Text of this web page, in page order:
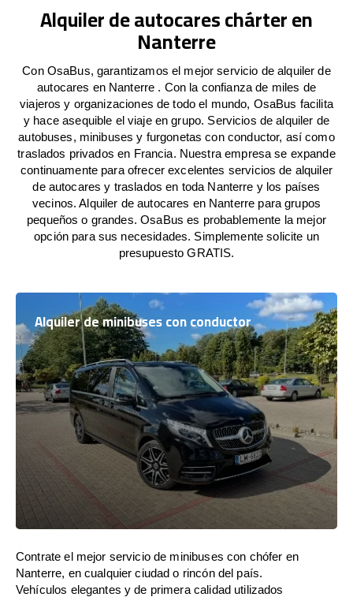
Alquiler de autocares chárter en
Nanterre
Con OsaBus, garantizamos el mejor servicio de alquiler de
autocares en Nanterre . Con la confianza de miles de
viajeros y organizaciones de todo el mundo, OsaBus facilita
y hace asequible el viaje en grupo. Servicios de alquiler de
autobuses, minibuses y furgonetas con conductor, así como
traslados privados en Francia. Nuestra empresa se expande
continuamente para ofrecer excelentes servicios de alquiler
de autocares y traslados en toda Nanterre y los países
vecinos. Alquiler de autocares en Nanterre para grupos
pequeños o grandes. OsaBus es probablemente la mejor
opción para sus necesidades. Simplemente solicite un
presupuesto GRATIS.
Alquiler de minibuses con conductor
Contrate el mejor servicio de minibuses con chófer en
Nanterre, en cualquier ciudad o rincón del país.
Vehículos elegantes y de primera calidad utilizados